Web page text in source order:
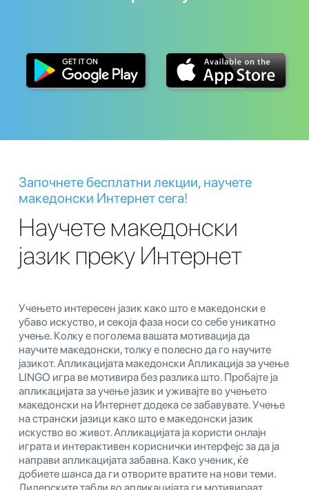
Започнете бесплатни лекции, научете
македонски Интернет сега!
Научете македонски
јазик преку Интернет
Учењето интересен јазик како што е македонски е
убаво искуство, и секоја фаза носи со себе уникатно
учење. Колку е поголема вашата мотивација да
научите македонски, толку е полесно да го научите
јазикот. Апликацијата македонски Апликација за учење
LINGO игра ве мотивира без разлика што. Пробајте ја
апликацијата за учење јазик и уживајте во учењето
македонски на Интернет додека се забавувате. Учење
на странски јазици како што е македонски јазик
искуство во живот. Апликацијата ја користи онлајн
играта и интерактивен кориснички интерфејс за да ја
направи апликацијата забавна. Како ученик, ќе
добиете шанса да ги отворите вратите на нови теми.